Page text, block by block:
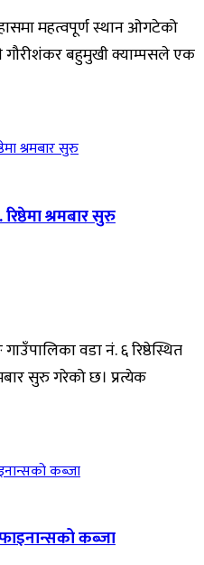
महत्वपूर्ण स्थान ओगटेको
गौरीशंकर बहुमुखी क्याम्पसले एक
श्रमबार सुरु
वडा नं. ६ रिष्ठेस्थित
सुरु गरेको छ। प्रत्येक
कब्जा